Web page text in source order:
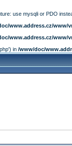
use mysqli or PDO
www.address.cz/www/
www.address.cz/www/
in /www/doc/